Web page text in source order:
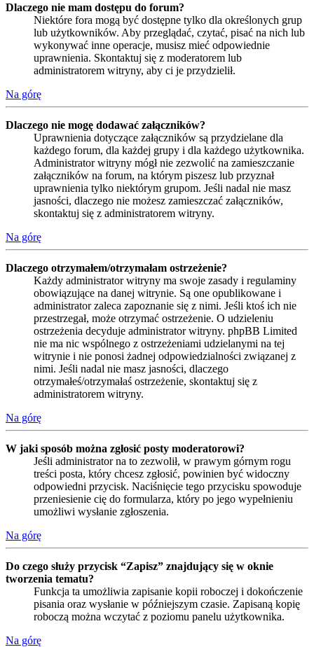
Dlaczego nie mam dostępu do forum?
Niektóre fora mogą być dostępne tylko dla określonych grup
lub użytkowników. Aby przeglądać, czytać, pisać na nich lub
wykonywać inne operacje, musisz mieć odpowiednie
uprawnienia. Skontaktuj się z moderatorem lub
administratorem witryny, aby ci je przydzielił.
Na górę
Dlaczego nie mogę dodawać załączników?
Uprawnienia dotyczące załączników są przydzielane dla
każdego forum, dla każdej grupy i dla każdego użytkownika.
Administrator witryny mógł nie zezwolić na zamieszczanie
załączników na forum, na którym piszesz lub przyznał
uprawnienia tylko niektórym grupom. Jeśli nadal nie masz
jasności, dlaczego nie możesz zamieszczać załączników,
skontaktuj się z administratorem witryny.
Na górę
Dlaczego otrzymałem/otrzymałam ostrzeżenie?
Każdy administrator witryny ma swoje zasady i regulaminy
obowiązujące na danej witrynie. Są one opublikowane i
administrator zaleca zapoznanie się z nimi. Jeśli ktoś ich nie
przestrzegał, może otrzymać ostrzeżenie. O udzieleniu
ostrzeżenia decyduje administrator witryny. phpBB Limited
nie ma nic wspólnego z ostrzeżeniami udzielanymi na tej
witrynie i nie ponosi żadnej odpowiedzialności związanej z
nimi. Jeśli nadal nie masz jasności, dlaczego
otrzymałeś/otrzymałaś ostrzeżenie, skontaktuj się z
administratorem witryny.
Na górę
W jaki sposób można zgłosić posty moderatorowi?
Jeśli administrator na to zezwolił, w prawym górnym rogu
treści posta, który chcesz zgłosić, powinien być widoczny
odpowiedni przycisk. Naciśnięcie tego przycisku spowoduje
przeniesienie cię do formularza, który po jego wypełnieniu
umożliwi wysłanie zgłoszenia.
Na górę
Do czego służy przycisk “Zapisz” znajdujący się w oknie
tworzenia tematu?
Funkcja ta umożliwia zapisanie kopii roboczej i dokończenie
pisania oraz wysłanie w późniejszym czasie. Zapisaną kopię
roboczą można wczytać z poziomu panelu użytkownika.
Na górę